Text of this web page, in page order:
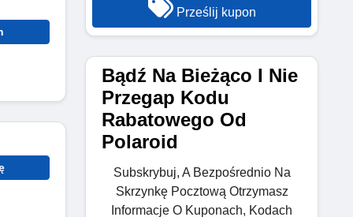
Prześlij kupon
Bądź Na Bieżąco I Nie
Przegap Kodu
Rabatowego Od
Polaroid
Subskrybuj, A Bezpośrednio Na
Skrzynkę Pocztową Otrzymasz
Informacje O Kuponach, Kodach